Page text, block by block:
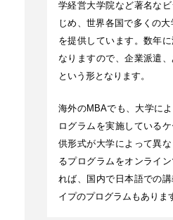
学経営大学院など著名な
じめ、世界各国で多くの
を提供しています。数年
なりますので、企業派遣
という形となります。
海外のMBAでも、大学に
ログラムを実施している
供形式が大学によって異
るプログラムをオンライ
れば、国内で日本語での
イプのプログラムもありま